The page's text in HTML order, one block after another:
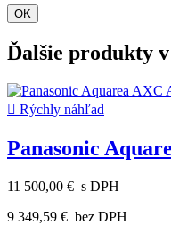
OK
Ďalšie produkty
 Rýchly náhľad
Panasonic
11 500,00 € s DPH
9 349,59 € bez DPH